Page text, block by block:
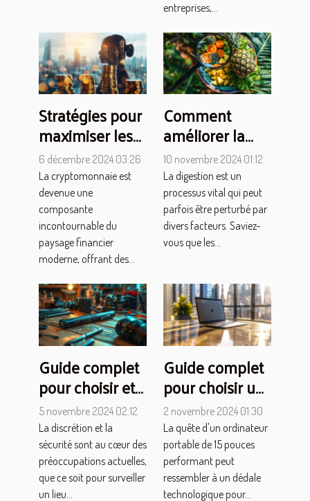
entreprises,...
Stratégies pour
maximiser les
retours sur
investissement
en
cryptomonnaie
6 décembre 2024 03:26
La cryptomonnaie est
devenue une
composante
incontournable du
paysage financier
moderne, offrant des...
Comment
améliorer la
digestion grâce
aux enzymes et
à la bromélaïne
10 novembre 2024 01:12
La digestion est un
processus vital qui peut
parfois être perturbé par
divers facteurs. Saviez-
vous que les...
Guide complet
pour choisir et
utiliser des
caméras espion
et traceurs GPS
5 novembre 2024 02:12
La discrétion et la
sécurité sont au cœur des
préoccupations actuelles,
que ce soit pour surveiller
un lieu...
Guide complet
pour choisir un
portable 15
pouces haute
performance
2 novembre 2024 01:30
La quête d'un ordinateur
portable de 15 pouces
performant peut
ressembler à un dédale
technologique pour...